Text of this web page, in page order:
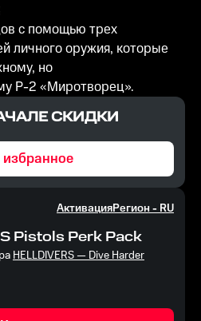
с помощью трех
личного оружия, которые
но
P-2 «Миротворец».
СКИДКИ
избранное
АктивацияРегион -RU
Pistols Perk Pack
HELLDIVERS — Dive Harder